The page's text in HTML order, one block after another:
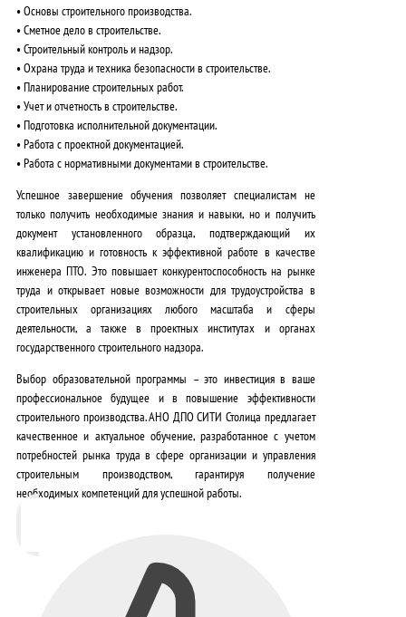
• Основы строительного производства.
• Сметное дело в строительстве.
• Строительный контроль и надзор.
• Охрана труда и техника безопасности в строительстве.
• Планирование строительных работ.
• Учет и отчетность в строительстве.
• Подготовка исполнительной документации.
• Работа с проектной документацией.
• Работа с нормативными документами в строительстве.
Успешное завершение обучения позволяет специалистам не
только получить необходимые знания и навыки, но и получить
документ установленного образца, подтверждающий их
квалификацию и готовность к эффективной работе в качестве
инженера ПТО. Это повышает конкурентоспособность на рынке
труда и открывает новые возможности для трудоустройства в
строительных организациях любого масштаба и сферы
деятельности, а также в проектных институтах и органах
государственного строительного надзора.
Выбор образовательной программы – это инвестиция в ваше
профессиональное будущее и в повышение эффективности
строительного производства.АНО ДПО СИТИ Столица предлагает
качественное и актуальное обучение, разработанное с учетом
потребностей рынка труда в сфере организации и управления
строительным производством, гарантируя получение
необходимых компетенций для успешной работы.